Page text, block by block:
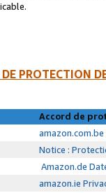
PROTECTION
Accord de
Notice :
Amazon.de
amazon.ie